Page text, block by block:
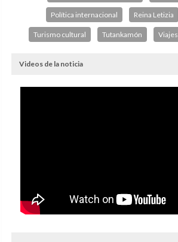
Política internacional Reina Letizia
Turismo cultural Tutankamón Viajes
Videos de la noticia